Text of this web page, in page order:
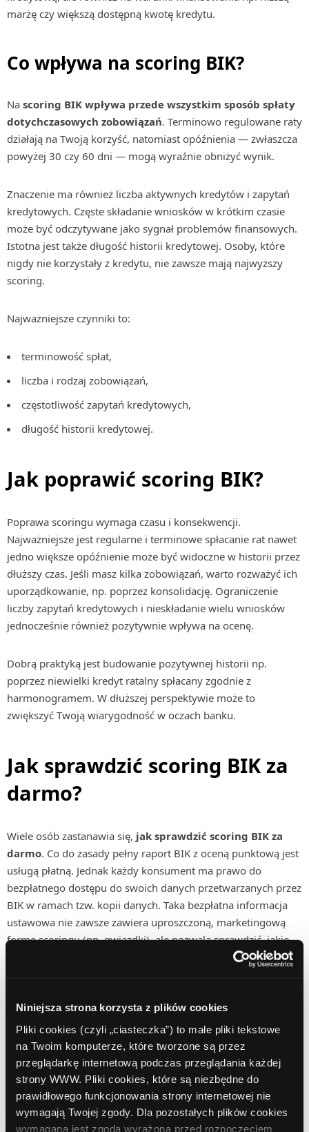
Niniejsza strona korzysta z plików cookies
Pliki cookies (czyli „ciasteczka”) to małe pliki tekstowe
na Twoim komputerze, które tworzone są przez
przeglądarkę internetową podczas przeglądania każdej
strony WWW. Pliki cookies, które są niezbędne do
prawidłowego funkcjonowania strony internetowej nie
wymagają Twojej zgody. Dla pozostałych plików cookies
wymagana jest zgoda wyrażona przed rozpoczęciem
marżę czy większą dostępną kwotę kredytu.
Co wpływa na scoring BIK?
Na scoring BIK wpływa przede wszystkim sposób spłaty
dotychczasowych zobowiązań. Terminowo regulowane raty
działają na Twoją korzyść, natomiast opóźnienia — zwłaszcza
powyżej 30 czy 60 dni — mogą wyraźnie obniżyć wynik.
Znaczenie ma również liczba aktywnych kredytów i zapytań
kredytowych. Częste składanie wniosków w krótkim czasie
może być odczytywane jako sygnał problemów finansowych.
Istotna jest także długość historii kredytowej. Osoby, które
nigdy nie korzystały z kredytu, nie zawsze mają najwyższy
scoring.
Najważniejsze czynniki to:
terminowość spłat,
liczba i rodzaj zobowiązań,
częstotliwość zapytań kredytowych,
długość historii kredytowej.
Jak poprawić scoring BIK?
Poprawa scoringu wymaga czasu i konsekwencji.
Najważniejsze jest regularne i terminowe spłacanie rat nawet
jedno większe opóźnienie może być widoczne w historii przez
dłuższy czas. Jeśli masz kilka zobowiązań, warto rozważyć ich
uporządkowanie, np. poprzez konsolidację. Ograniczenie
liczby zapytań kredytowych i nieskładanie wielu wniosków
jednocześnie również pozytywnie wpływa na ocenę.
Dobrą praktyką jest budowanie pozytywnej historii np.
poprzez niewielki kredyt ratalny spłacany zgodnie z
harmonogramem. W dłuższej perspektywie może to
zwiększyć Twoją wiarygodność w oczach banku.
Jak sprawdzić scoring BIK za
darmo?
Wiele osób zastanawia się, jak sprawdzić scoring BIK za
darmo. Co do zasady pełny raport BIK z oceną punktową jest
usługą płatną. Jednak każdy konsument ma prawo do
bezpłatnego dostępu do swoich danych przetwarzanych przez
BIK w ramach tzw. kopii danych. Taka bezpłatna informacja
ustawowa nie zawsze zawiera uproszczoną, marketingową
formę scoringu (np. gwiazdki), ale pozwala sprawdzić, jakie
dane na Twój temat są przetwarzane. Można ją uzyskać po
Jeśli planujesz w najbliższym czasie wnioskować o kredyt
hipoteczny, warto wcześniej sprawdzić swoją historię
kredytową i ewentualnie skorygować błędy.
Co obniża, a co podnosi
scoring?